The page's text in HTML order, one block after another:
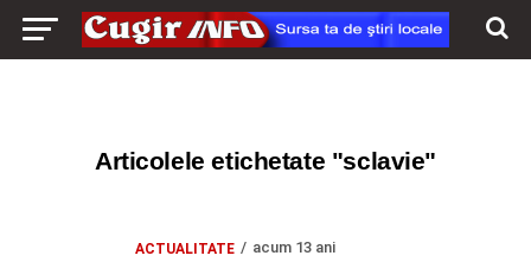
Articolele etichetate "sclavie"
ACTUALITATE acum 13 ani